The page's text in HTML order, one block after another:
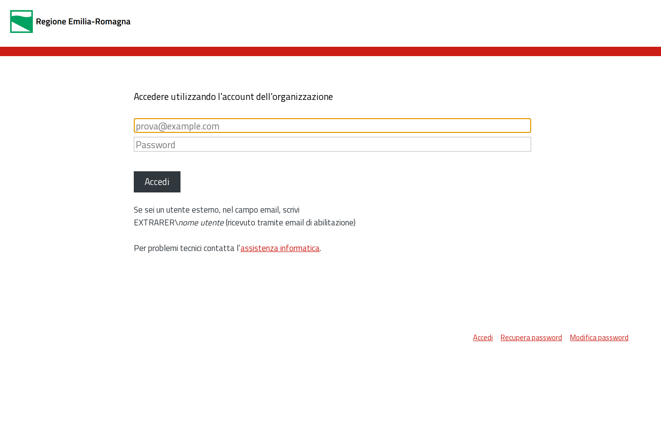
Accedere utilizzando l'account dell'organizzazione
Accedi
Se sei un utente esterno, nel campo email, scrivi
EXTRARER\nome utente(ricevuto tramite email di abilitazione)
Per problemi tecnici contatta l’assistenza informatica.
Accedi Recupera password Modifica password